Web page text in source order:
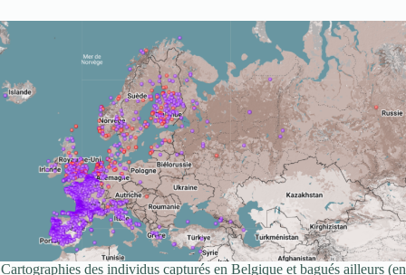
Cartographies des individus capturés en Belgique et bagués ailleurs (en